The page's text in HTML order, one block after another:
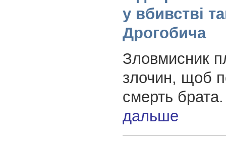
у вбивстві
Дрогобича
Зловмисник
злочин, щоб
смерть
дальше